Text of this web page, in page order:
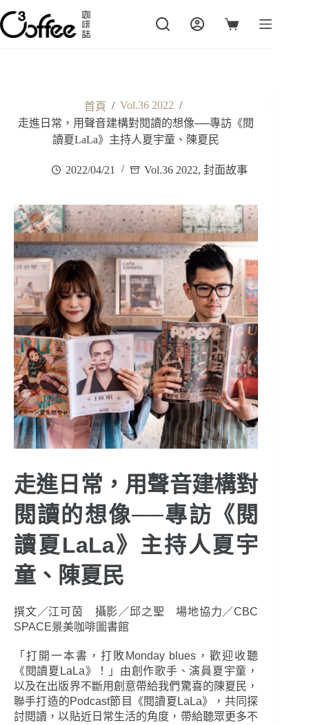
跳
至
主
購
首頁 / Vol.36 2022 /
走進日常，用聲音建構對閱讀的想像──專訪《閱
讀夏LaLa》主持人夏宇童、陳夏民
2022/04/21 Vol.36 2022,封面故事
走進日常，用聲音建構對
閱讀的想像──專訪《閱
讀夏LaLa》主持人夏宇
童、陳夏民
撰文／江可茵 攝影／邱之聖 場地協力／CBC
SPACE景美咖啡圖書館
「打開一本書，打敗Monday blues，歡迎收聽
《閱讀夏LaLa》！」由創作歌手、演員夏宇童，
以及在出版界不斷用創意帶給我們驚喜的陳夏民，
聯手打造的Podcast節目《閱讀夏LaLa》，共同探
討閱讀，以貼近日常生活的角度，帶給聽眾更多不